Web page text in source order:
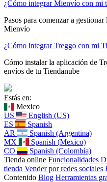
¿Cómo integrar Mienvío con mi
Pasos para comenzar a
Mienvío
¿Cómo integrar Treggo con mi
Cómo instalar la aplicación de
envíos de tu Tiendanube
Estás en:
Mexico
US
English (US)
ES
Spanish
AR
Spanish (Argentina)
MX
Spanish (Mexico)
CO
Spanish (Colombia)
Tienda online Funcionalidades
tienda Vender por redes sociales
Contenido Blog Herramientas